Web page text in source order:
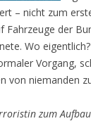
– nicht zum
Fahrzeuge der
Wo
Vorgang,
von niemanden
zum